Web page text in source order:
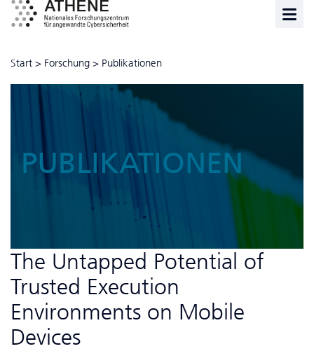
Start > Forschung > Publikationen
PUBLIKATIONEN
The Untapped Potential of
Trusted Execution
Environments on Mobile
Devices